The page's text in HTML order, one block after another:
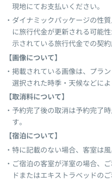
現地にてお支払いください。
ダイナミックパッケージの性
に旅行代金が更新される可能
示されている旅行代金での契約
【画像について】
掲載されている画像は、プラ
選択された時季・天候などに
【取消料について】
予約完了後の取消は予約完了
す。
【宿泊について】
特に記載のない場合、客室は風
ご宿泊の客室が洋室の場合、
ドまたはエキストラベッドの